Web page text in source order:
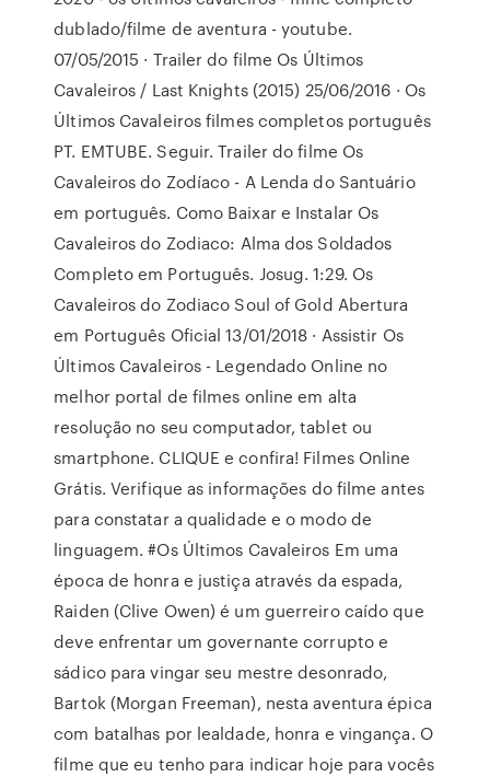
dublado/filme de aventura - youtube.
07/05/2015 · Trailer do filme Os Últimos
Cavaleiros / Last Knights (2015) 25/06/2016 · Os
Últimos Cavaleiros filmes completos português
PT. EMTUBE. Seguir. Trailer do filme Os
Cavaleiros do Zodíaco - A Lenda do Santuário
em português. Como Baixar e Instalar Os
Cavaleiros do Zodiaco: Alma dos Soldados
Completo em Português. Josug. 1:29. Os
Cavaleiros do Zodiaco Soul of Gold Abertura
em Português Oficial 13/01/2018 · Assistir Os
Últimos Cavaleiros - Legendado Online no
melhor portal de filmes online em alta
resolução no seu computador, tablet ou
smartphone. CLIQUE e confira! Filmes Online
Grátis. Verifique as informações do filme antes
para constatar a qualidade e o modo de
linguagem. #Os Últimos Cavaleiros Em uma
época de honra e justiça através da espada,
Raiden (Clive Owen) é um guerreiro caído que
deve enfrentar um governante corrupto e
sádico para vingar seu mestre desonrado,
Bartok (Morgan Freeman), nesta aventura épica
com batalhas por lealdade, honra e vingança. O
filme que eu tenho para indicar hoje para vocês